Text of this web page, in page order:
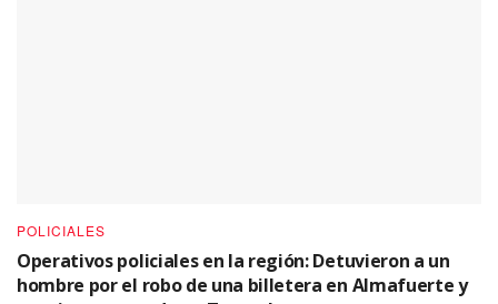
POLICIALES
Operativos policiales en la región: Detuvieron a un
hombre por el robo de una billetera en Almafuerte y